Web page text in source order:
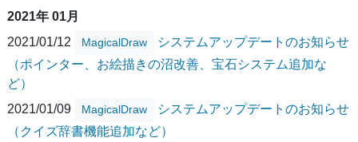
2021年 01月
2021/01/12
MagicalDraw
システムアップデートのお知らせ
（ポインター、お絵描きの沼改善、宝石システム追加な
ど）
2021/01/09
MagicalDraw
システムアップデートのお知らせ
（クイズ辞書機能追加など）